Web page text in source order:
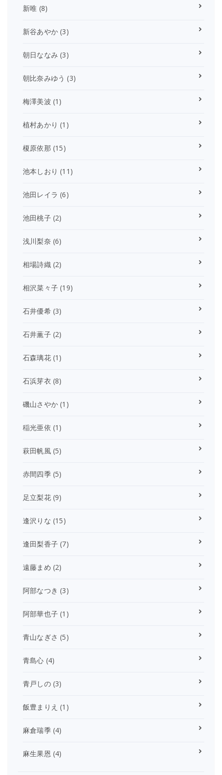
新唯 (8)
新谷あやか (3)
朝日ななみ (3)
朝比奈みゆう (3)
梅澤美波 (1)
植村あかり (1)
榎原依那 (15)
池本しおり (11)
池田レイラ (6)
池田桃子(2)
浅川梨奈 (6)
相場詩織(2)
相沢菜々子 (19)
石井優希(3)
石井薫子(2)
石森璃花(1)
石浜芽衣 (8)
磯山さやか (1)
稲光亜依 (1)
萩田帆風(5)
赤間四季(5)
足立梨花(9)
逢沢りな (15)
逢田梨香子 (7)
遠藤まめ (2)
阿部なつき (3)
阿部華也子 (1)
青山なぎさ (5)
青島心 (4)
青戸しの(3)
飯豊まりえ (1)
麻倉瑞季(4)
麻生果恩 (4)